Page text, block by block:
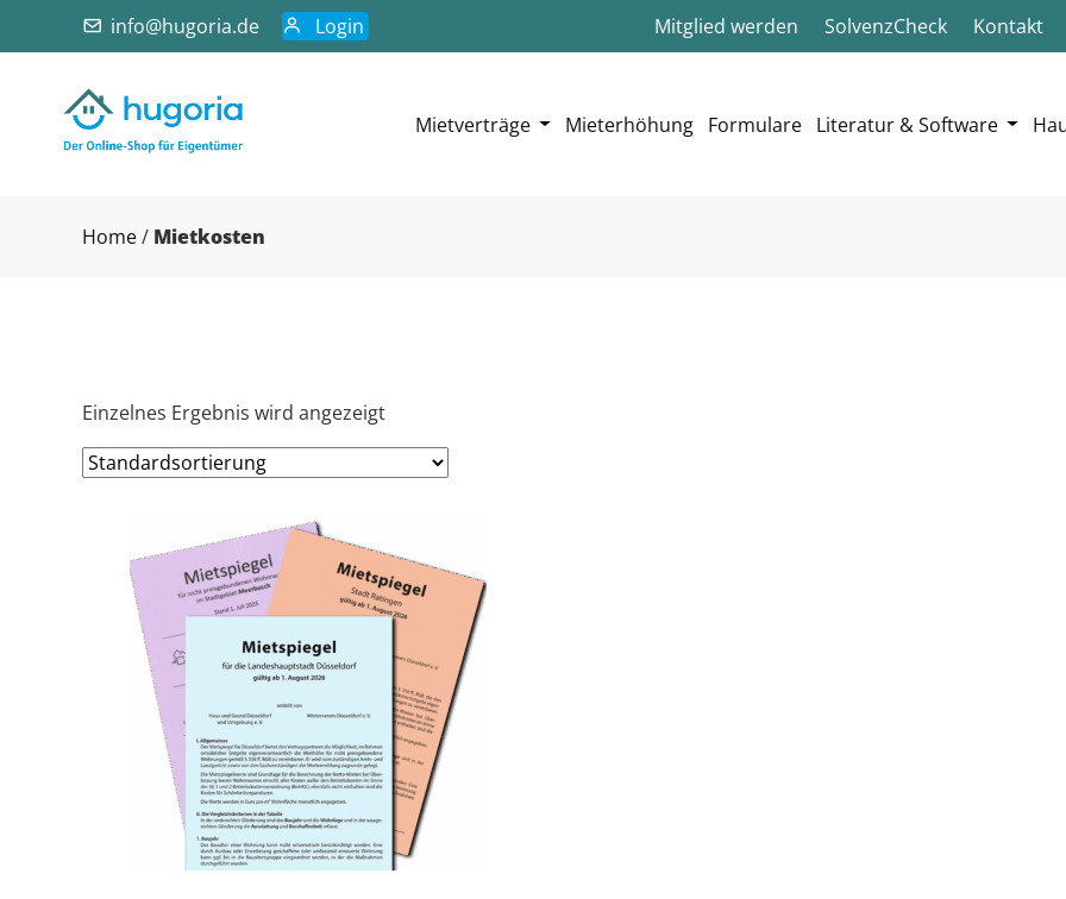
info@hugoria.de Login Mitglied werden SolvenzCheck Kontakt
Mietverträge Mieterhöhung Formulare Literatur & Software
Home/ Mietkosten
Einzelnes Ergebnis wird angezeigt